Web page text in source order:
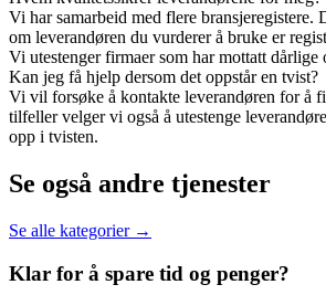
Vi har samarbeid med flere bransjeregistere.
om leverandøren du vurderer å bruke er
Vi utestenger firmaer som har mottatt dårlige
Kan jeg få hjelp dersom det oppstår en tvist?
Vi vil forsøke å kontakte leverandøren for å
tilfeller velger vi også å utestenge
opp i tvisten.
Se også andre tjenester
Se alle kategorier →
Klar for å spare tid og penger?